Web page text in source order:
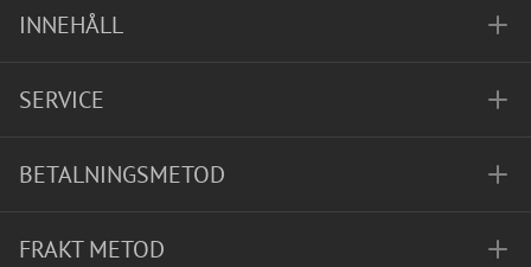
INNEHÅLL
SERVICE
BETALNINGSMETOD
FRAKT METOD